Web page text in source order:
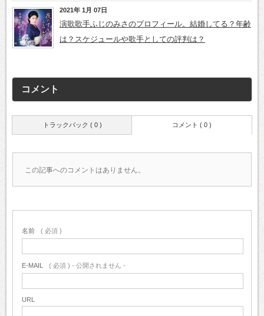
2021年 1月 07日
演歌歌手ふじのみさのプロフィール。結婚してる？年齢
は？スケジュールや歌手としての評判は？
コメント
トラックバック ( 0 ) コメント ( 0 )
この記事へのコメントはありません。
名前 ( 必須 )
E-MAIL ( 必須 ) - 公開されません -
URL